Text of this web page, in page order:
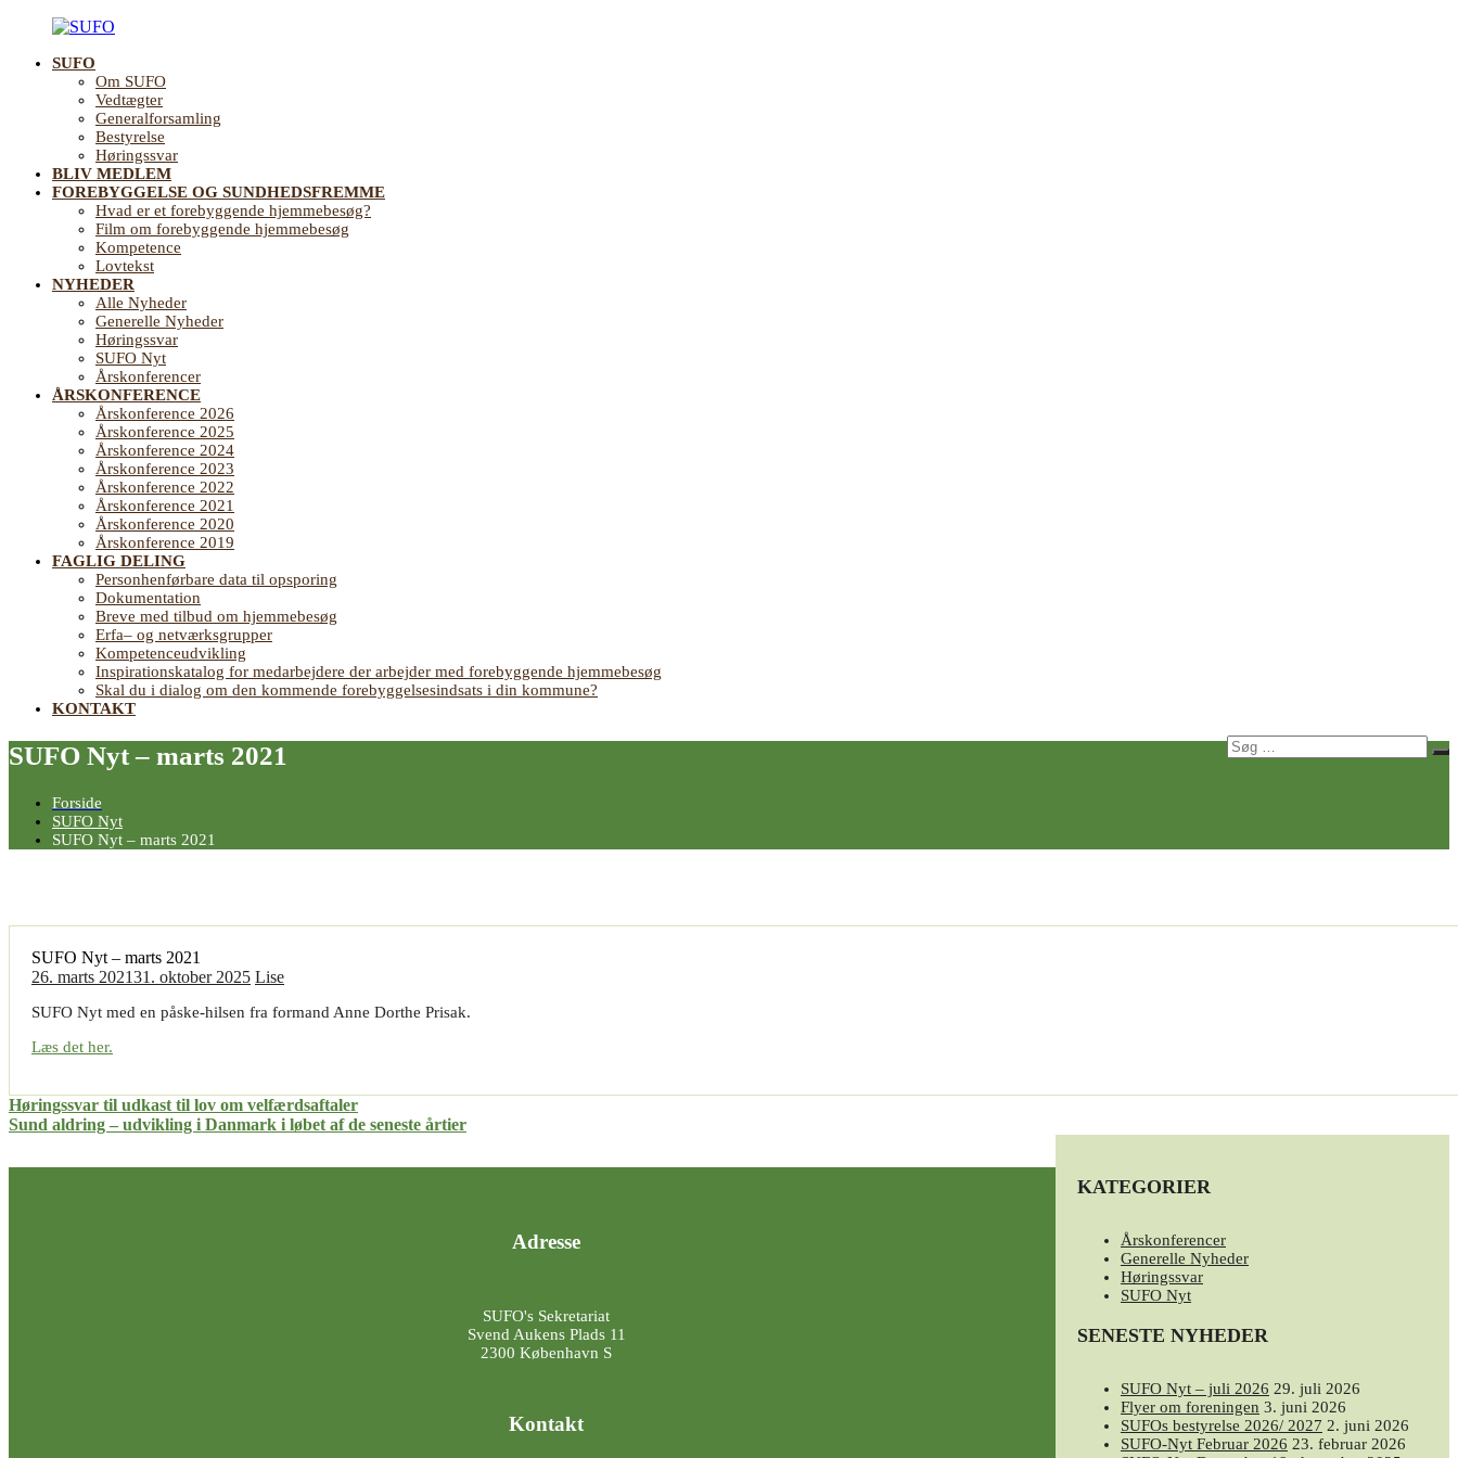
indhold
Landsforening
Sundhedsfremme
Forebyggelse
ældreområdet
SUFO
Om SUFO
Vedtægter
Generalforsamling
Bestyrelse
Høringssvar
BLIV MEDLEM
FOREBYGGELSE OG SUNDHEDSFREMME
Hvad er et forebyggende hjemmebesøg?
Film om forebyggende hjemmebesøg
Kompetence
Lovtekst
NYHEDER
Alle Nyheder
Generelle Nyheder
Høringssvar
SUFO Nyt
Årskonferencer
ÅRSKONFERENCE
Årskonference 2026
Årskonference 2025
Årskonference 2024
Årskonference 2023
Årskonference 2022
Årskonference 2021
Årskonference 2020
Årskonference 2019
FAGLIG DELING
Personhenførbare data til opsporing
Dokumentation
Breve med tilbud om hjemmebesøg
Erfa– og netværksgrupper
Kompetenceudvikling
Inspirationskatalog for medarbejdere der arbejder med forebyggende hjemmebesøg
Skal du i dialog om den kommende forebyggelsesindsats i din kommune?
KONTAKT
Søg
efter:
SUFO Nyt – marts 2021
Forside
SUFO Nyt
SUFO Nyt – marts 2021
SUFO Nyt – marts 2021
26. marts 202131. oktober 2025 Lise
SUFO Nyt med en påske-hilsen fra formand Anne Dorthe Prisak.
Læs det her.
Indlægsnavigation
Høringssvar til udkast til lov om velfærdsaftaler
Sund aldring – udvikling i Danmark i løbet af de seneste årtier
KATEGORIER
Årskonferencer
Generelle Nyheder
Høringssvar
SUFO Nyt
SENESTE NYHEDER
SUFO Nyt – juli 2026 29. juli 2026
Flyer om foreningen 3. juni 2026
SUFOs bestyrelse 2026/ 2027 2. juni 2026
SUFO-Nyt Februar 2026 23. februar 2026
Adresse
SUFO's Sekretariat
Svend Aukens Plads 11
2300 København S
Kontakt